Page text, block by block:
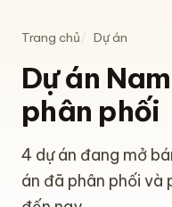
Trang chủ Dự án
Dự án
phân phối
4 dự án đang mở
án đã phân phối và